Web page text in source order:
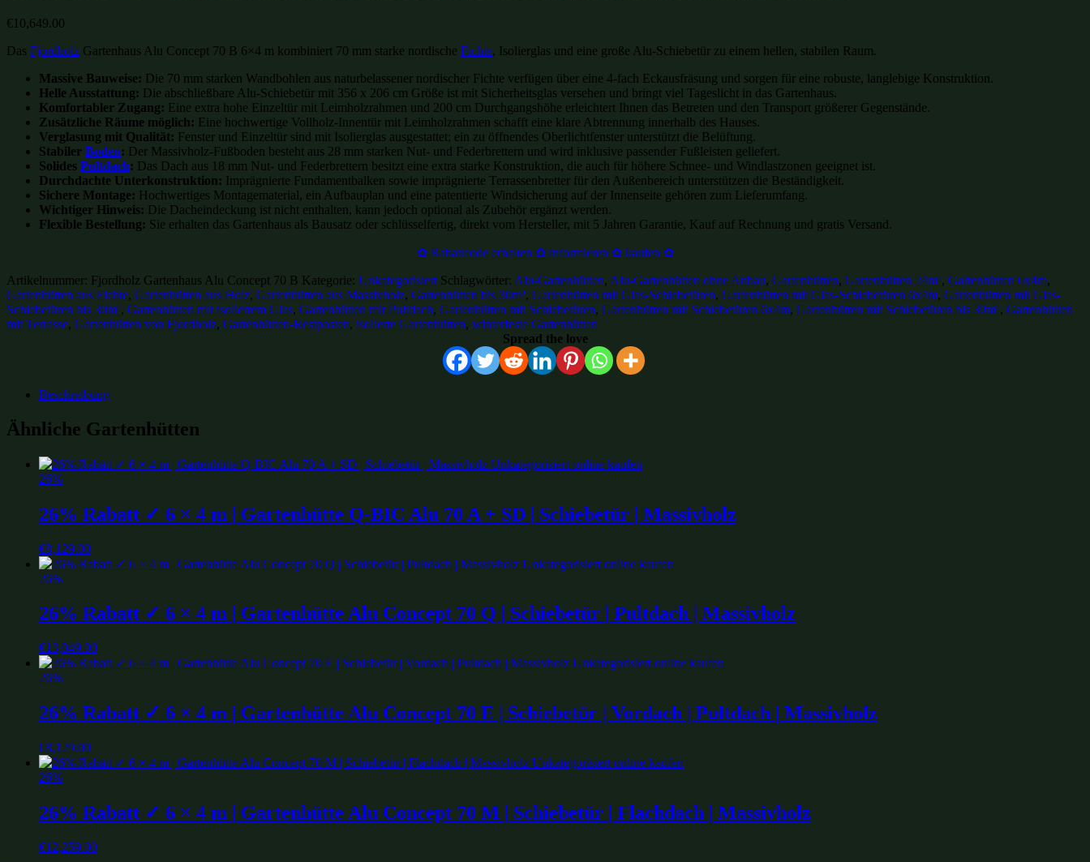
€ 10,649.00
Das Fjordholz Gartenhaus Alu Concept 70 B 6×4 m kombiniert 70 mm starke nordische Fichte, Isolierglas und eine große Alu-Schiebetür zu einem hellen, stabilen Raum.
Massive Bauweise: Die 70 mm starken Wandbohlen aus naturbelassener nordischer Fichte verfügen über eine 4-fach Eckausfräsung und sorgen für eine robuste, langlebige Konstruktion.
Helle Ausstattung: Die abschließbare Alu-Schiebetür mit 356 x 206 cm Größe ist mit Sicherheitsglas versehen und bringt viel Tageslicht in das Gartenhaus.
Komfortabler Zugang: Eine extra hohe Einzeltür mit Leimholzrahmen und 200 cm Durchgangshöhe erleichtert Ihnen das Betreten und den Transport größerer Gegenstände.
Zusätzliche Räume möglich: Eine hochwertige Vollholz-Innentür mit Leimholzrahmen schafft eine klare Abtrennung innerhalb des Hauses.
Verglasung mit Qualität: Fenster und Einzeltür sind mit Isolierglas ausgestattet; ein zu öffnendes Oberlichtfenster unterstützt die Belüftung.
Stabiler Boden: Der Massivholz-Fußboden besteht aus 28 mm starken Nut- und Federbrettern und wird inklusive passender Fußleisten geliefert.
Solides Pultdach: Das Dach aus 18 mm Nut- und Federbrettern besitzt eine extra starke Konstruktion, die auch für höhere Schnee- und Windlastzonen geeignet ist.
Durchdachte Unterkonstruktion: Imprägnierte Fundamentbalken sowie imprägnierte Terrassenbretter für den Außenbereich unterstützen die Beständigkeit.
Sichere Montage: Hochwertiges Montagematerial, ein Aufbauplan und eine patentierte Windsicherung auf der Innenseite gehören zum Lieferumfang.
Wichtiger Hinweis: Die Dacheindeckung ist nicht enthalten, kann jedoch optional als Zubehör ergänzt werden.
Flexible Bestellung: Sie erhalten das Gartenhaus als Bausatz oder schlüsselfertig, direkt vom Hersteller, mit 5 Jahren Garantie, Kauf auf Rechnung und gratis Versand.
✿ Rabattcode erhalten ✿ informieren ✿ kaufen ✿
Artikelnummer: Fjordholz Gartenhaus Alu Concept 70 B Kategorie: Unkategorisiert Schlagwörter: Alu-Gartenhütten, Alu-Gartenhütten ohne Anbau, Gartenhütten, Gartenhütten 24m², Gartenhütten 6x4m,
Gartenhütten aus Fichte, Gartenhütten aus Holz, Gartenhütten aus Massivholz, Gartenhütten bis 30m², Gartenhütten mit Glas-Schiebetüren, Gartenhütten mit Glas-Schiebetüren 6x4m, Gartenhütten mit Glas-
Schiebetüren bis 30m², Gartenhütten mit isoliertem Glas, Gartenhütten mit Pultdach, Gartenhütten mit Schiebetüren, Gartenhütten mit Schiebetüren 6x4m, Gartenhütten mit Schiebetüren bis 30m², Gartenhütten
mit Terrasse, Gartenhütten von Fjordholz, Gartenhütten-Restposten, isolierte Gartenhütten, winterfeste Gartenhütten
Spread the love
Beschreibung
Ähnliche Gartenhütten
26%
26% Rabatt ✓ 6 × 4 m | Gartenhütte Q-BIC Alu 70 A + SD | Schiebetür | Massivholz
€8,129.00
26%
26% Rabatt ✓ 6 × 4 m | Gartenhütte Alu Concept 70 Q | Schiebetür | Pultdach | Massivholz
€13,049.00
26%
26% Rabatt ✓ 6 × 4 m | Gartenhütte Alu Concept 70 E | Schiebetür | Vordach | Pultdach | Massivholz
€8,129.00
26%
26% Rabatt ✓ 6 × 4 m | Gartenhütte Alu Concept 70 M | Schiebetür | Flachdach | Massivholz
€12,259.00